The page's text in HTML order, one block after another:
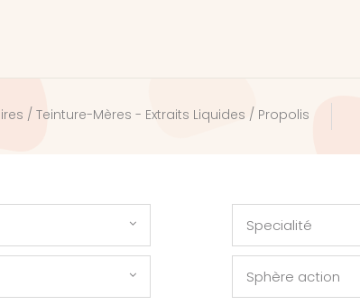
/ Teinture-Mères - Extraits Liquides / Propolis
Specialité
Sphère action